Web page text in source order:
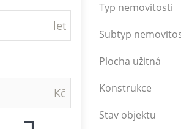
Typ nemovitosti
Subtyp
Plocha užitná
Konstrukce
Stav objektu